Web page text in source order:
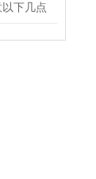
下几点